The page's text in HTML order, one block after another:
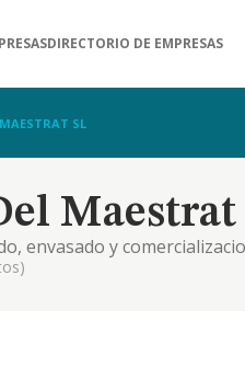
DIRECTORIO DE EMPRESAS
SL
Maestrat
envasado y
de orujo de